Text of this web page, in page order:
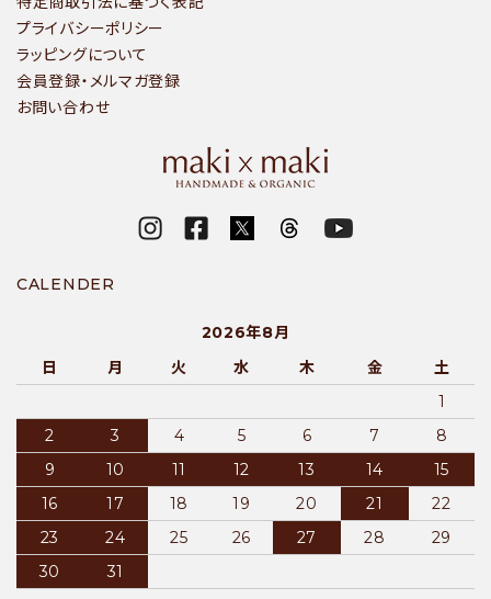
プライバシーポリシー
ラッピングについて
会員登録・メルマガ登録
お問い合わせ
CALENDER
2026年8月
日
月 火 水 木 金
土
1
2
3 4 5 6 7
8
9
10 11 12 13 14
15
16
17 18 19 20 21
22
23
24 25 26 27 28
29
30
31